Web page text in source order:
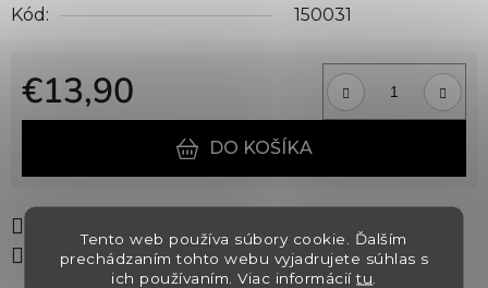
Tento web používa súbory cookie. Ďalším
prechádzaním tohto webu vyjadrujete súhlas s
ich používaním. Viac informáciítu
Kód:
150031
€13,90
Jednotková cena:
DO KOŠÍKA
Zdieľať